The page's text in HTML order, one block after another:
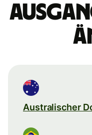
Australischer